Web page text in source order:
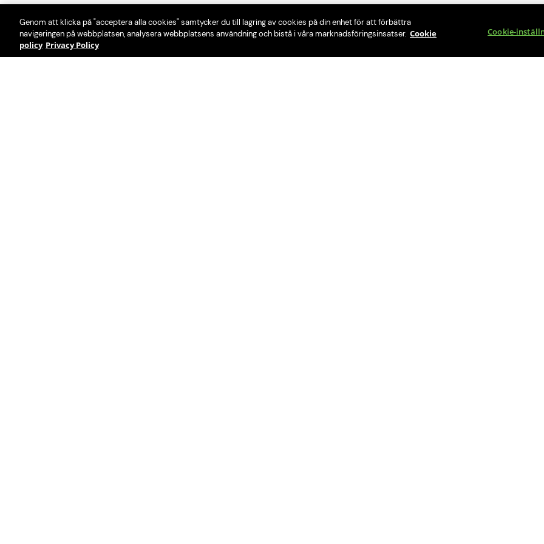
Genom att klicka på "acceptera alla cookies" samtycker du till lagring av cookies på din enhet för att förbättra
navigeringen på webbplatsen, analysera webbplatsens användning och bistå i våra marknadsföringsinsatser. Cookie
policy Privacy Policy
Cookie-